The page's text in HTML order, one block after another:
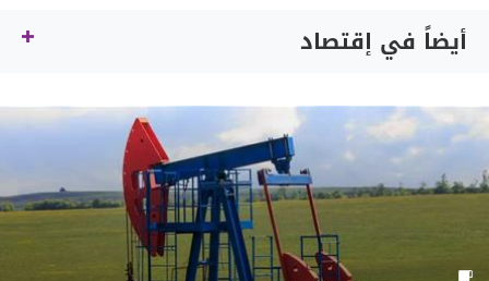
أيضاً في إقتصاد